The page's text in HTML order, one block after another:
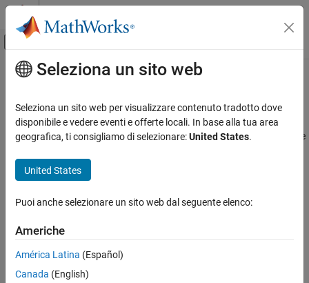
Vai al contenuto
Attiva/disattiva menu di navigazione
Pagina iniziale della documentazione
Generazione di numeri casuali
Numeri interi casuali
IN QUESTA PAGINA
Vedi anche
Contenuto principale
Numeri interi casuali
Questo esempio mostra come creare un array di valori interi
casuali estratti da una distribuzione uniforme discreta sull'insieme
La sintassi più semplice
specificare un intervallo diverso, utilizzare gli argomenti
Per prima cosa, inizializzare il generatore di numeri casuali per
Seleziona un sito web
Seleziona un sito web per visualizzare contenuto tradotto dove
disponibile e vedere eventi e offerte locali. In base alla tua area
geografica, ti consigliamo di selezionare:United States.
United States
Puoi anche selezionare un sito web dal seguente elenco:
Americhe
América Latina (Español)
Canada (English)